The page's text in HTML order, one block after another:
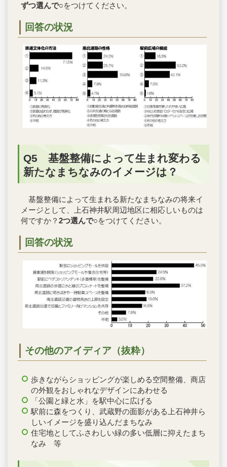
ずつ選んで○をつけてください。
回答の状況
Q5 基盤整備によって生まれ変わる
新たなまちなみのイメージは？
基盤整備によって生まれる新たなまちなみの将来イ
メージとして、上石神井駅周辺地区に相応しいものは
何ですか？ 2つ選んで○をつけてください。
回答の状況
その他のアイディア（抜粋）
歩きながらショッピングが楽しめる空間整備、商店
の外観をおしゃれなデザインにあわせる
「公園と緑と水」を駅中心に広げる
駅前に森をつくり、武蔵野の面影がある上石神井ら
しいイメージを盛り込んだまちなみ
住宅地としてふさわしい緑の多い低層に抑えたまち
なみ 等